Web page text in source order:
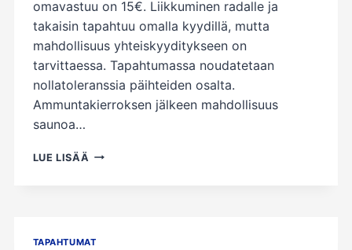
omavastuu on 15€. Liikkuminen radalle ja
takaisin tapahtuu omalla kyydillä, mutta
mahdollisuus yhteiskyyditykseen on
tarvittaessa. Tapahtumassa noudatetaan
nollatoleranssia päihteiden osalta.
Ammuntakierroksen jälkeen mahdollisuus
saunoa…
LUE LISÄÄ HARRASTEAMMUNTATAPAHTUMA
TAPAHTUMAT